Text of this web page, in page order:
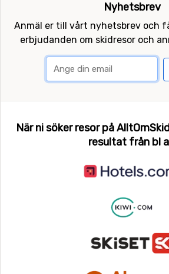
Nyhetsbrev
Anmäl er till vårt nyhetsbrev och
erbjudanden om skidresor och
När ni söker resor på
resultat från bl